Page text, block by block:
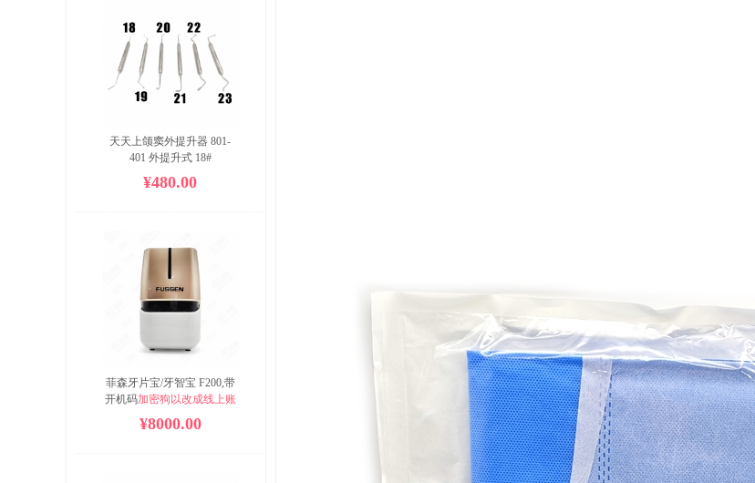
天天上颌窦外提升器 801-
401 外提升式 18#
¥480.00
菲森牙片宝/牙智宝 F200,带
开机码加密狗以改成线上账
号申请。
包装包含：4个2号的鳞片；
¥8000.00